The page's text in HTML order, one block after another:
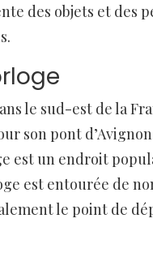
des objets et des
le sud-est de la
son pont
est un endroit
est entourée de
le point de